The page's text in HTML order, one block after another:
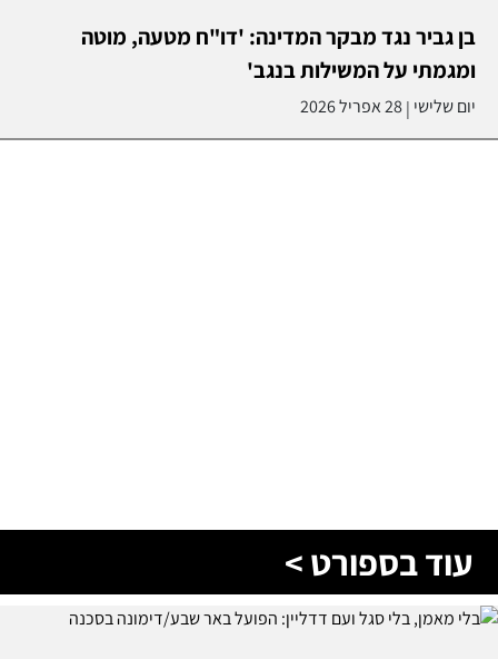
בן גביר נגד מבקר המדינה: 'דו"ח מטעה, מוטה
ומגמתי על המשילות בנגב'
יום שלישי |28 אפריל 2026
עוד בספורט >